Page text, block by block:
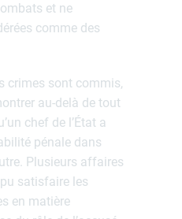
et ne
comme des
crimes sont commis,
au-delà de tout
chef de l’État a
pénale dans
Plusieurs affaires
satisfaire les
en matière